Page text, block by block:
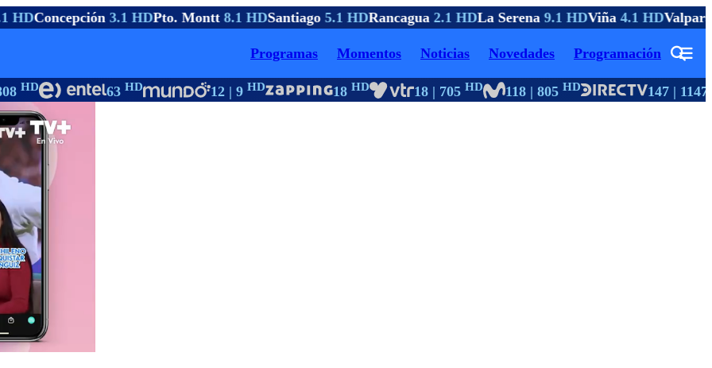
HDConcepción3.1 HDPto. Montt8.1 HDSantiago5.1 HDRancagua2.1 HDLa Serena9.1 HDViña4.1 HD
Programas Momentos Noticias Novedades Programación
HD 63HD 12 | 9HD 18HD 18 | 705HD 118 | 805HD 147 | 1147